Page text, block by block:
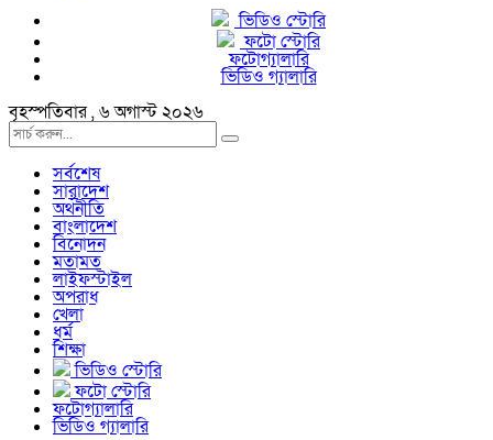
ভিডিও স্টোরি
ফটো স্টোরি
ফটোগ্যালারি
ভিডিও গ্যালারি
বৃহস্পতিবার , ৬ অগাস্ট ২০২৬
সর্বশেষ
সারাদেশ
অর্থনীতি
বাংলাদেশ
বিনোদন
মতামত
লাইফস্টাইল
অপরাধ
খেলা
ধর্ম
শিক্ষা
ভিডিও স্টোরি
ফটো স্টোরি
ফটোগ্যালারি
ভিডিও গ্যালারি